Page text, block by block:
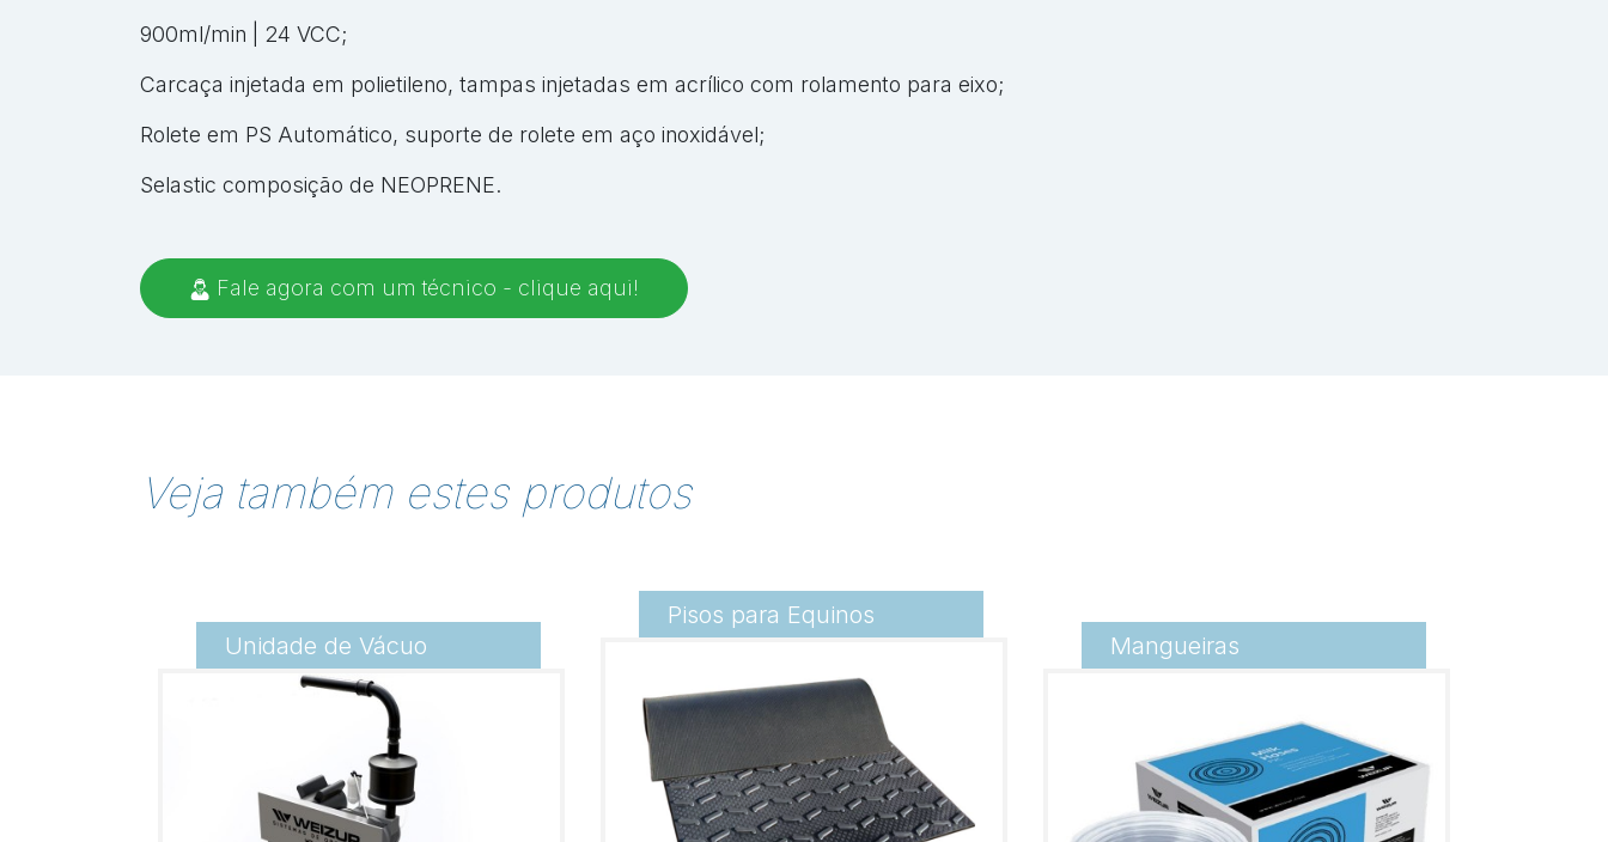
900ml/min | 24 VCC;
Carcaça injetada em polietileno, tampas injetadas em acrílico com rolamento para eixo;
Rolete em PS Automático, suporte de rolete em aço inoxidável;
Selastic composição de NEOPRENE.
Fale agora com um técnico - clique aqui!
Veja também estes produtos
Unidade de Vácuo
Pisos para Equinos
Mangueiras